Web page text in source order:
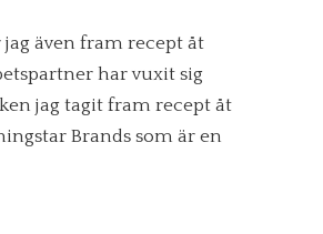
även fram recept åt
har vuxit sig
jag tagit fram recept åt
Brands som är en